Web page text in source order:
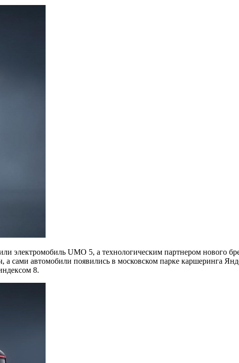
электромобиль UMO 5, а технологическим партнером нового
сами автомобили появились в московском парке каршеринга
8.